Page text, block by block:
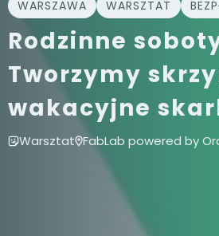
WARSZAWA WARSZTAT
Rodzinne
Tworzymy
wakacyjne
Warsztat FabLab powered by